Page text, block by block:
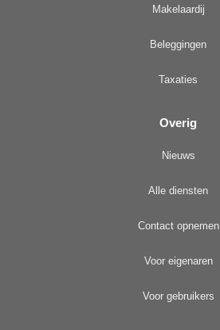
Makelaardij
Beleggingen
Taxaties
Overig
Nieuws
Alle diensten
Contact opnemen
Voor eigenaren
Voor gebruikers